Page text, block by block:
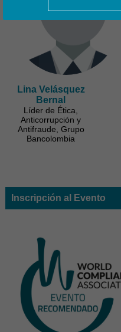
Lina Velásquez
Bernal
Líder de Ética,
Anticorrupción y
Antifraude, Grupo
Bancolombia
Inscripción al Evento